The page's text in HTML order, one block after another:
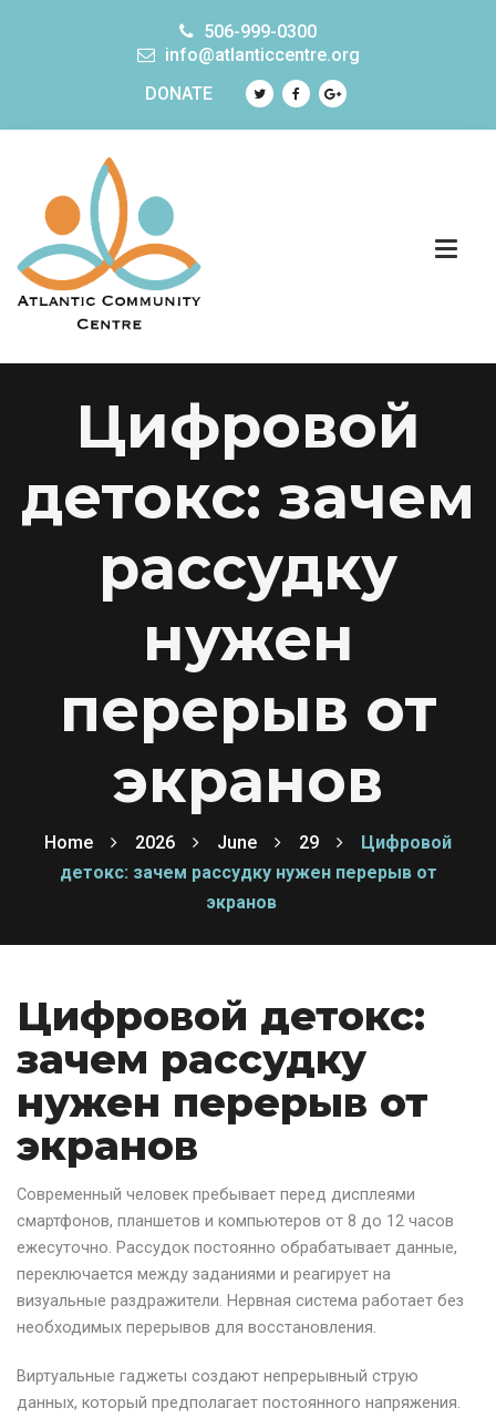
506-999-0300
info@atlanticcentre.org
DONATE
Цифровой
детокс: зачем
рассудку
нужен
перерыв от
экранов
Home 2026 June 29
Цифровой
детокс: зачем рассудку нужен перерыв от
экранов
Цифровой детокс:
зачем рассудку
нужен перерыв от
экранов
Современный человек пребывает перед дисплеями
смартфонов, планшетов и компьютеров от 8 до 12 часов
ежесуточно. Рассудок постоянно обрабатывает данные,
переключается между заданиями и реагирует на
визуальные раздражители. Нервная система работает без
необходимых перерывов для восстановления.
Виртуальные гаджеты создают непрерывный струю
данных, который предполагает постоянного напряжения.